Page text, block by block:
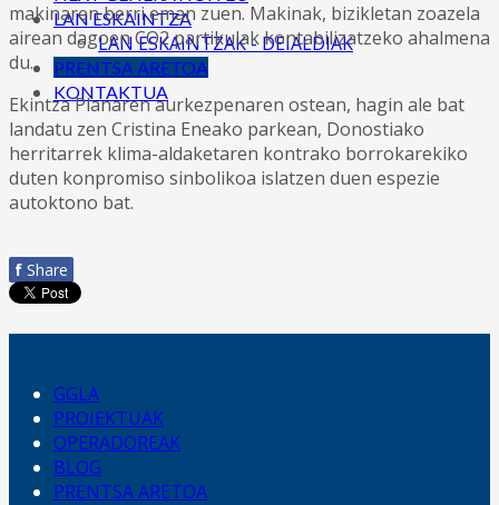
LAN ESKAINTZA
LAN ESKAINTZAK - DEIALDIAK
PRENTSA ARETOA
KONTAKTUA
makinaren berri eman zuen. Makinak, bizikletan zoazela
airean dagoen CO2 partikulak kontabilizatzeko ahalmena
du.
Ekintza Planaren aurkezpenaren ostean, hagin ale bat
landatu zen Cristina Eneako parkean, Donostiako
herritarrek klima-aldaketaren kontrako borrokarekiko
duten konpromiso sinbolikoa islatzen duen espezie
autoktono bat.
f Share
GGLA
PROIEKTUAK
OPERADOREAK
BLOG
PRENTSA ARETOA